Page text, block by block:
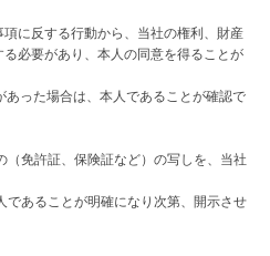
項に反する行動から、当社の権利、財産
必要があり、本人の同意を得ることが
った場合は、本人であることが確認で
免許証、保険証など）の写しを、当社
あることが明確になり次第、開示させ